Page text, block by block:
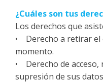
¿Cuáles son tus
Los derechos que
• Derecho a retirar el
momento.
• Derecho de acceso,
supresión de sus